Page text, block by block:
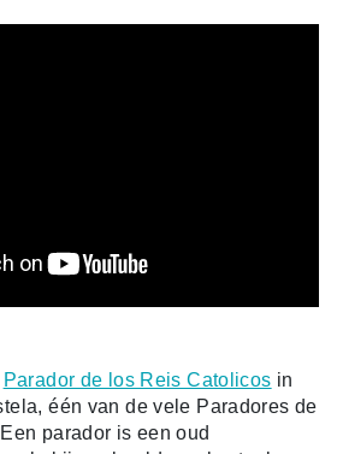
Parador de los Reis Catolicos in
één van de vele Paradores de
parador is een oud